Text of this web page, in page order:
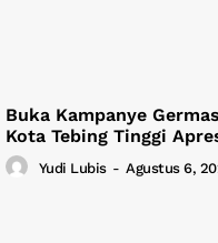
Buka Kampanye
Kota Tebing Tinggi
Yudi Lubis - Agustus 6,